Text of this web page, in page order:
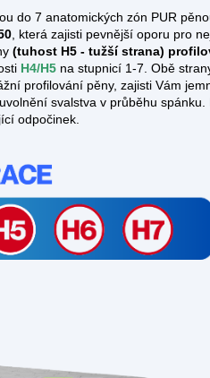
do 7 anatomických zón PUR
, která zajisti pevnější oporu pro
(tuhost H5 - tužší strana)
H4/H5 na stupnicí 1-7. Obě
profilování pěny, zajisti Vám
svalstva v průběhu spánku.
odpočinek.